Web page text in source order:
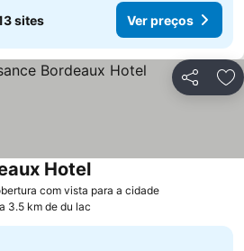
sites Ver preços
Partilhar
com vista para a cidade
Hotel
a 3.5 km de du lac